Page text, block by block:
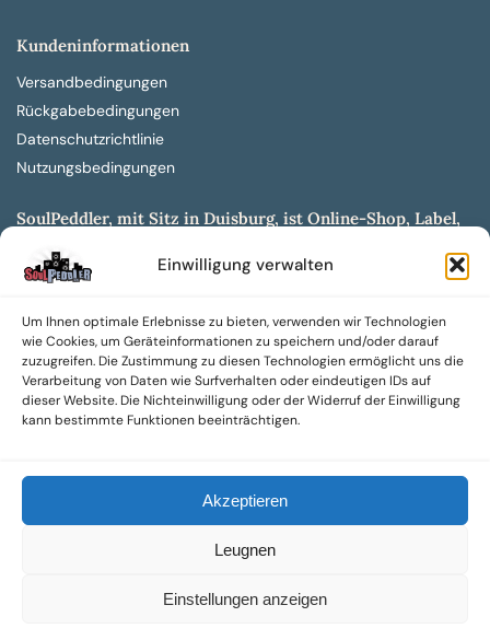
Einwilligung verwalten
Um Ihnen optimale Erlebnisse zu bieten, verwenden wir Technologien
wie Cookies, um Geräteinformationen zu speichern und/oder darauf
zuzugreifen. Die Zustimmung zu diesen Technologien ermöglicht uns die
Verarbeitung von Daten wie Surfverhalten oder eindeutigen IDs auf
dieser Website. Die Nichteinwilligung oder der Widerruf der Einwilligung
kann bestimmte Funktionen beeinträchtigen.
Akzeptieren
Leugnen
Einstellungen anzeigen
Kundeninformationen
Versandbedingungen
Rückgabebedingungen
Datenschutzrichtlinie
Nutzungsbedingungen
SoulPeddler, mit Sitz in Duisburg, ist Online-Shop, Label,
entwickelt aus dem SoulPeddler Vinyl-Presswerk und
unserer Online-Gig-Plattform.
Wir bieten eine breite Auswahl an sowohl hochgradig
sammelwürdigen als auch Mainstream-Titeln und -Formaten auf
Vinyl, CD und weiteren Medien.
Sowohl neue als auch gebrauchte, nach Zustand bewertete
Wir setzen uns leidenschaftlich für unabhängige Künstler und
Labels ein und bieten hochwertige, maßgeschneiderte Lösungen
aus über 30 Jahren Erfahrung in der Musikindustrie.
SoulPeddler Mailorder, Records & Vinyl Production – DUBOX –
Nettirock – Nice Guy Records – MOVA Museum of Vinyl Arts